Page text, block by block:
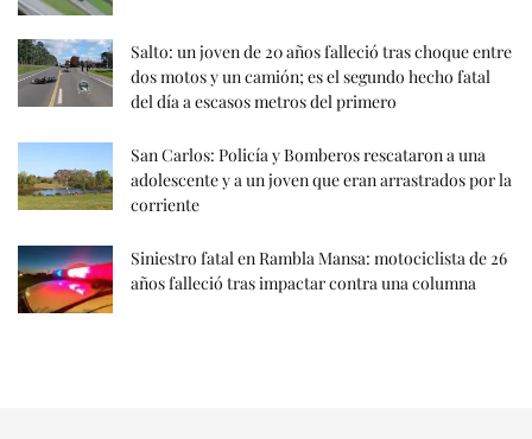
Salto: un joven de 20 años falleció tras choque entre
dos motos y un camión; es el segundo hecho fatal
del día a escasos metros del primero
San Carlos: Policía y Bomberos rescataron a una
adolescente y a un joven que eran arrastrados por la
corriente
Siniestro fatal en Rambla Mansa: motociclista de 26
años falleció tras impactar contra una columna